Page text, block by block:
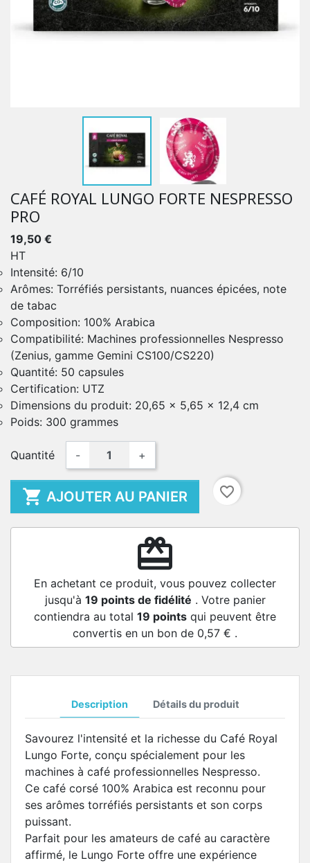
CAFÉ ROYAL LUNGO FORTE NESPRESSO
PRO
19,50 €
HT
Intensité: 6/10
Arômes: Torréfiés persistants, nuances épicées, note
de tabac
Composition: 100% Arabica
Compatibilité: Machines professionnelles Nespresso
(Zenius, gamme Gemini CS100/CS220)
Quantité: 50 capsules
Certification: UTZ
Dimensions du produit: 20,65 x 5,65 x 12,4 cm
Poids: 300 grammes
Quantité - +
 AJOUTER AU PANIER favorite_border
redeem
En achetant ce produit, vous pouvez collecter
jusqu'à 19 points de fidélité . Votre panier
contiendra au total 19 points qui peuvent être
convertis en un bon de 0,57 € .
Description Détails du produit
Savourez l'intensité et la richesse du Café Royal
Lungo Forte, conçu spécialement pour les
machines à café professionnelles Nespresso.
Ce café corsé 100% Arabica est reconnu pour
ses arômes torréfiés persistants et son corps
puissant.
Parfait pour les amateurs de café au caractère
affirmé, le Lungo Forte offre une expérience